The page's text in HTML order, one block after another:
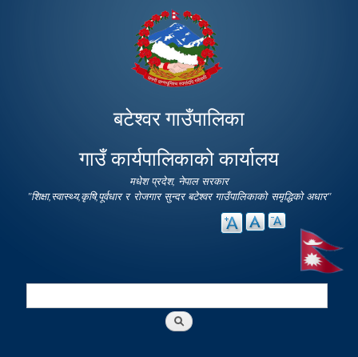
main
content
बटेश्वर गाउँपालिका
गाउँ कार्यपालिकाको कार्यालय
मधेश प्रदेश, नेपाल सरकार
"शिक्षा,स्वास्थ्य,कृषि,पूर्वधार र रोजगार सुन्दर बटेश्वर गाउँपालिकाको समृद्धिको अधार"
Search